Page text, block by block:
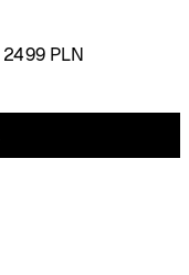
2499 PLN